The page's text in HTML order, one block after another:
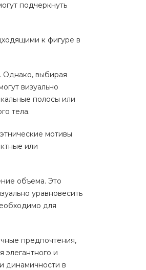
подчеркнуть
к фигуре в
Однако, выбирая
визуально
полосы или
тела.
мотивы
или
объема. Это
уравновесить
для
предпочтения,
и
динамичности в